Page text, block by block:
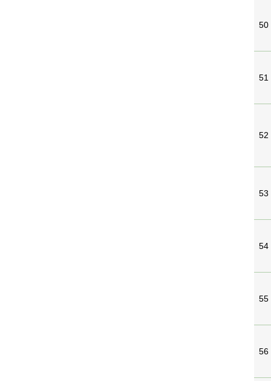
50
51
52
53
54
55
56